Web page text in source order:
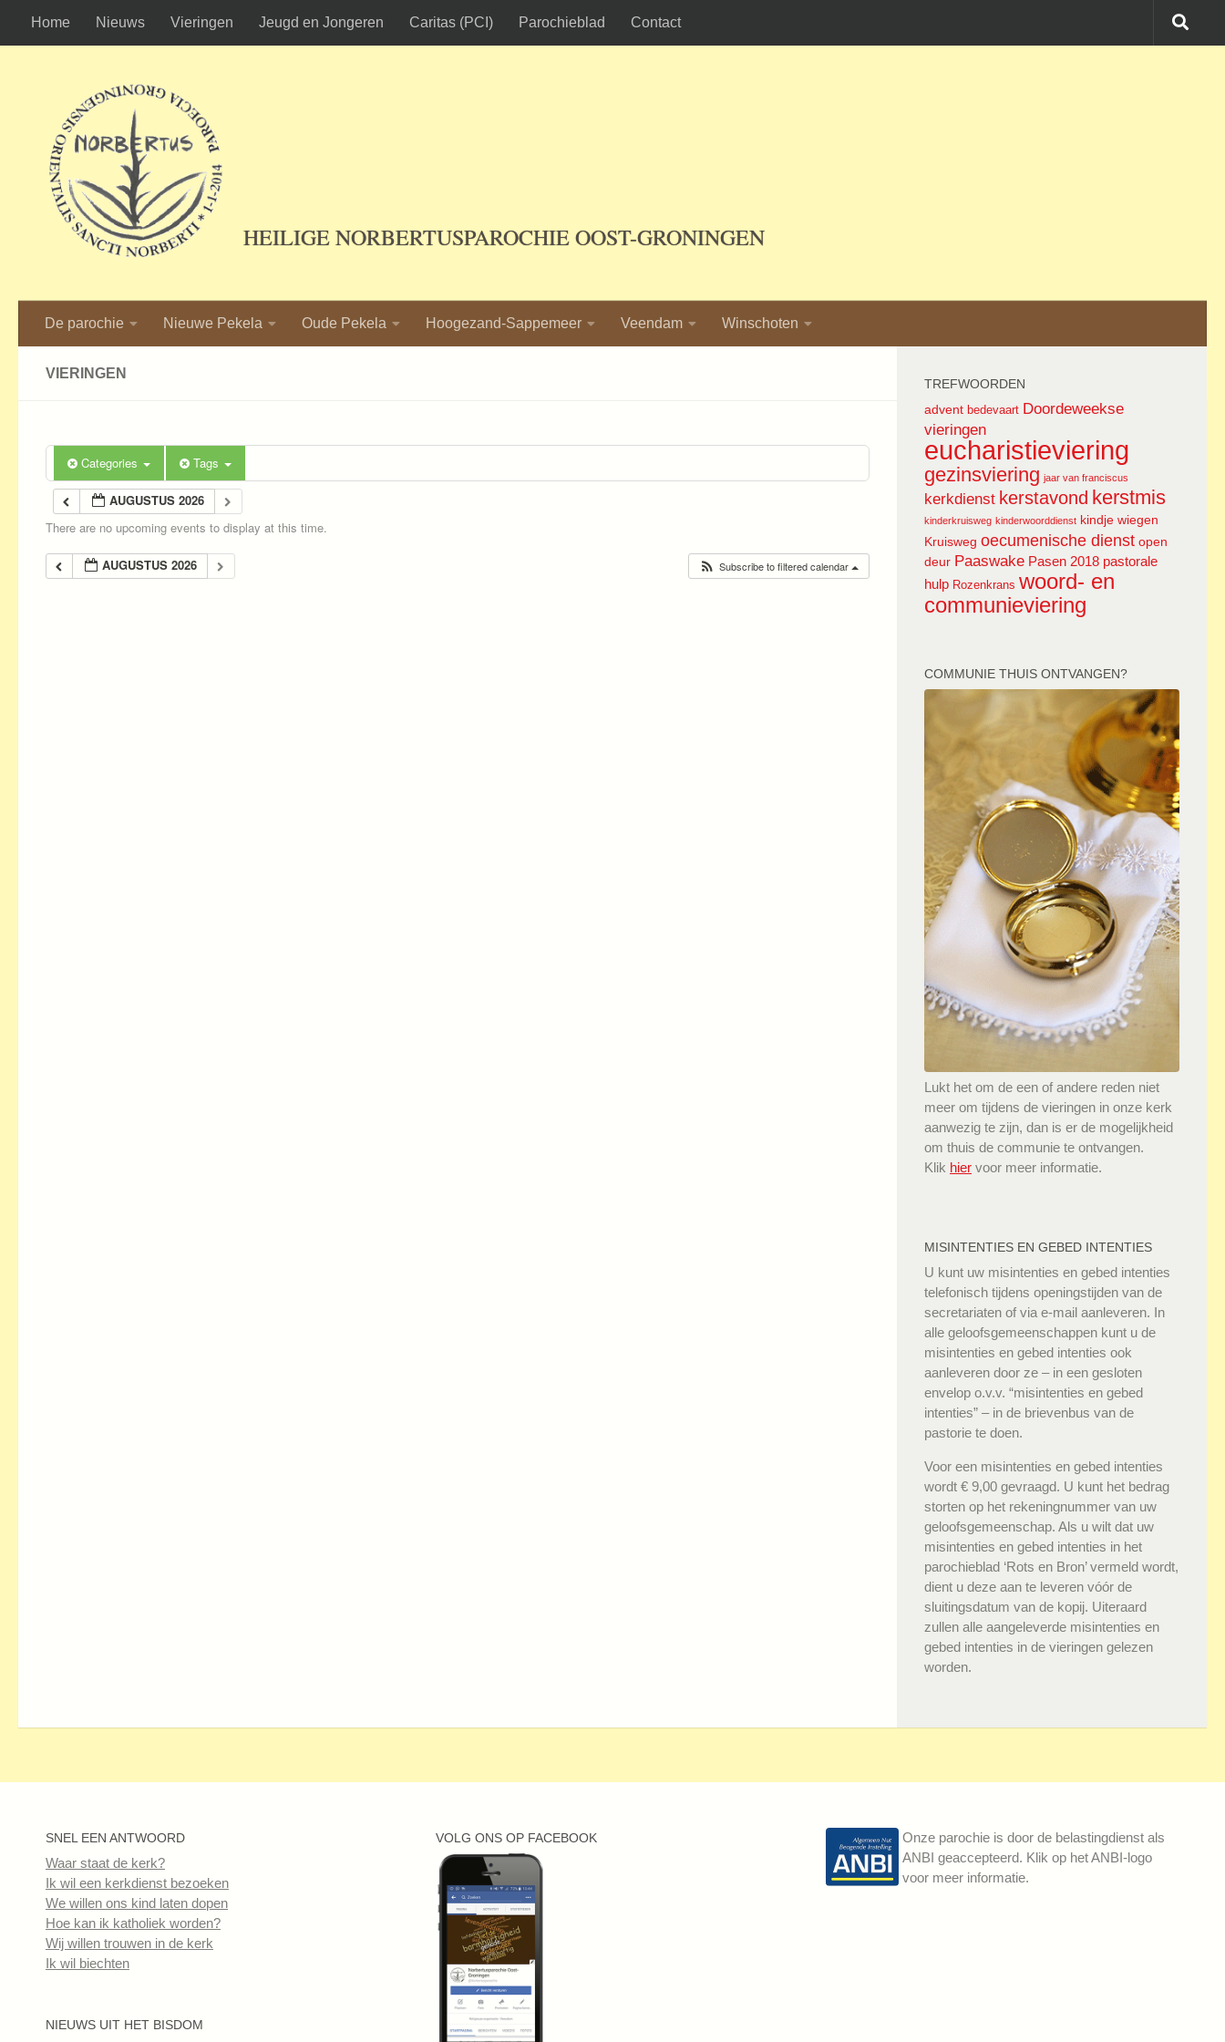
Ga naar de inhoud
Home Nieuws Vieringen Jeugd en Jongeren Caritas (PCI) Parochieblad Contact
HEILIGE NORBERTUSPAROCHIE OOST-GRONINGEN
De parochie Nieuwe Pekela Oude Pekela Hoogezand-Sappemeer Veendam Winschoten
VIERINGEN
Categories Tags
AUGUSTUS 2026
There are no upcoming events to display at this time.
AUGUSTUS 2026 Subscribe to filtered calendar
TREFWOORDEN
advent bedevaart Doordeweekse
vieringen
eucharistieviering
gezinsviering jaar van franciscus
kerkdienst kerstavond kerstmis
kinderkruisweg kinderwoorddienst kindje wiegen
Kruisweg oecumenische dienst open
deur Paaswake Pasen 2018 pastorale
hulp Rozenkrans woord- en
communieviering
COMMUNIE THUIS ONTVANGEN?
Lukt het om de een of andere reden niet
meer om tijdens de vieringen in onze kerk
aanwezig te zijn, dan is er de mogelijkheid
om thuis de communie te ontvangen.
Klik hier voor meer informatie.
MISINTENTIES EN GEBED INTENTIES
U kunt uw misintenties en gebed intenties
telefonisch tijdens openingstijden van de
secretariaten of via e-mail aanleveren. In
alle geloofsgemeenschappen kunt u de
misintenties en gebed intenties ook
aanleveren door ze – in een gesloten
envelop o.v.v. “misintenties en gebed
intenties” – in de brievenbus van de
pastorie te doen.
Voor een misintenties en gebed intenties
wordt € 9,00 gevraagd. U kunt het bedrag
storten op het rekeningnummer van uw
geloofsgemeenschap. Als u wilt dat uw
misintenties en gebed intenties in het
parochieblad ‘Rots en Bron’ vermeld wordt,
dient u deze aan te leveren vóór de
sluitingsdatum van de kopij. Uiteraard
zullen alle aangeleverde misintenties en
gebed intenties in de vieringen gelezen
worden.
SNEL EEN ANTWOORD
Waar staat de kerk?
Ik wil een kerkdienst bezoeken
We willen ons kind laten dopen
Hoe kan ik katholiek worden?
Wij willen trouwen in de kerk
Ik wil biechten
NIEUWS UIT HET BISDOM
VOLG ONS OP FACEBOOK
Onze parochie is door de belastingdienst als
ANBI geaccepteerd. Klik op het ANBI-logo
voor meer informatie.